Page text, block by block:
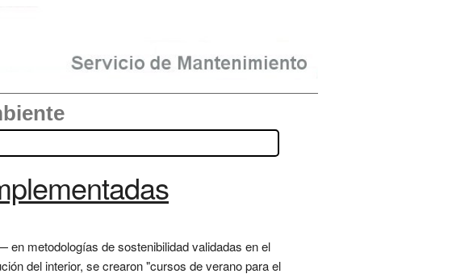
metodologías de sostenibilidad validadas en el
del interior, se crearon "cursos de verano para el